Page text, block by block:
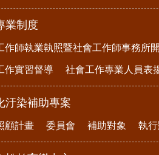
業制度
作師執業執照暨社會工作師事務所
作實習督導 社會工作專業人員表
汙染補助專案
顧計畫 委員會 補助對象 執